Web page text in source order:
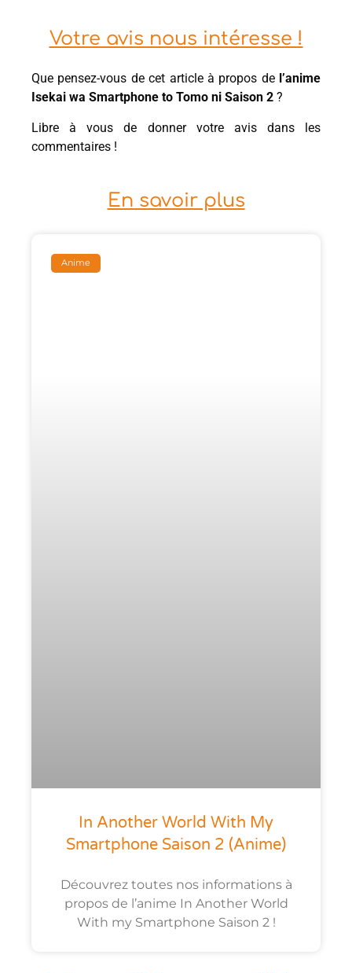
Votre avis nous intéresse !
Que pensez-vous de cet article à propos de l’anime
Isekai wa Smartphone to Tomo ni Saison 2 ?
Libre à vous de donner votre avis dans les
commentaires !
En savoir plus
Anime
In Another World With My
Smartphone Saison 2 (anime)
Découvrez toutes nos informations à
propos de l’anime In Another World
With my Smartphone Saison 2 !